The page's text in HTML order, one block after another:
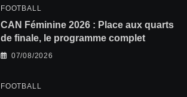
FOOTBALL
CAN Féminine 2026 : Place aux quarts
de finale, le programme complet
07/08/2026
FOOTBALL